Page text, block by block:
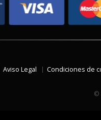
Aviso Legal Condiciones de
©